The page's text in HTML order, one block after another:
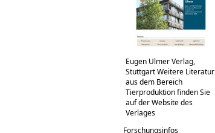
Eugen Ulmer Verlag,
Stuttgart Weitere Literatur
aus dem Bereich
Tierproduktion finden Sie
auf der Website des
Verlages
Forschungsinfos